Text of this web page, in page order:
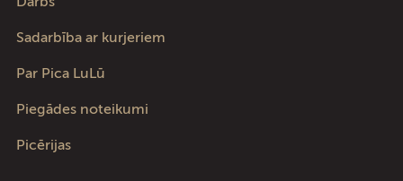
Sadarbība ar kurjeriem
Par Pica LuLū
Piegādes noteikumi
Picērijas